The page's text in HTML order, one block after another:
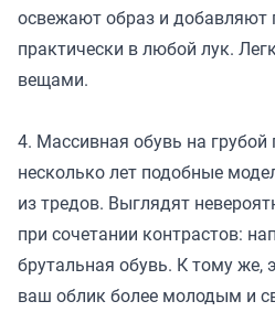
освежают образ и добавляют
практически в любой лук.
вещами.
4. Массивная обувь на
несколько лет подобные
из тредов. Выглядят
при сочетании контрастов:
брутальная обувь. К тому же,
ваш облик более молодым и